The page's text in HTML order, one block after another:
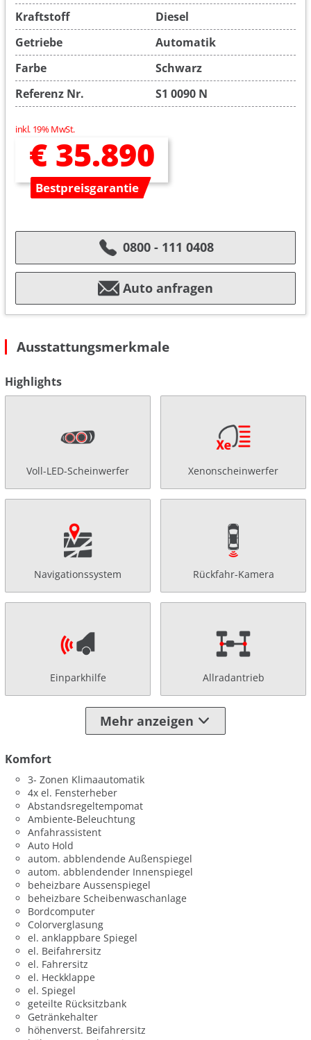
Kraftstoff
Diesel
Getriebe
Automatik
Farbe
Schwarz
Referenz Nr.
S1 0090 N
inkl. 19% MwSt.
€ 35.890
Bestpreisgarantie
0800 - 111 0408
Auto anfragen
Ausstattungsmerkmale
Highlights
Voll-LED-Scheinwerfer Xenonscheinwerfer
Navigationssystem Rückfahr-Kamera
Einparkhilfe Allradantrieb
Mehr anzeigen
Komfort
3- Zonen Klimaautomatik
4x el. Fensterheber
Abstandsregeltempomat
Ambiente-Beleuchtung
Anfahrassistent
Auto Hold
autom. abblendende Außenspiegel
autom. abblendender Innenspiegel
beheizbare Aussenspiegel
beheizbare Scheibenwaschanlage
Bordcomputer
Colorverglasung
el. anklappbare Spiegel
el. Beifahrersitz
el. Fahrersitz
el. Heckklappe
el. Spiegel
geteilte Rücksitzbank
Getränkehalter
höhenverst. Beifahrersitz